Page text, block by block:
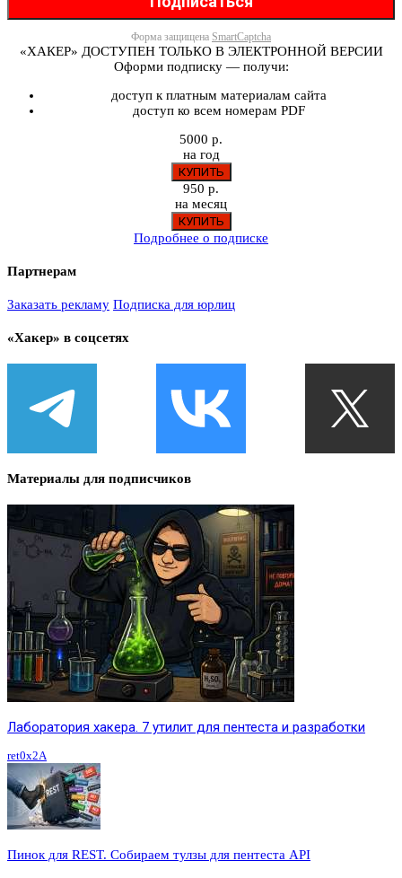
Форма защищена SmartCaptcha
«ХАКЕР» ДОСТУПЕН ТОЛЬКО В ЭЛЕКТРОННОЙ ВЕРСИИ
Оформи подписку — получи:
доступ к платным материалам сайта
доступ ко всем номерам PDF
5000 р.
на год
950 р.
на месяц
Подробнее о подписке
Партнерам
Заказать рекламу Подписка для юрлиц
«Хакер» в соцсетях
Материалы для подписчиков
Лаборатория хакера. 7 утилит для пентеста и разработки
ret0x2A
Пинок для REST. Собираем тулзы для пентеста API